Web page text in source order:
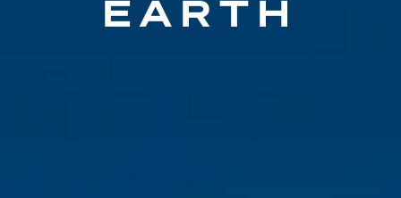
EARTH